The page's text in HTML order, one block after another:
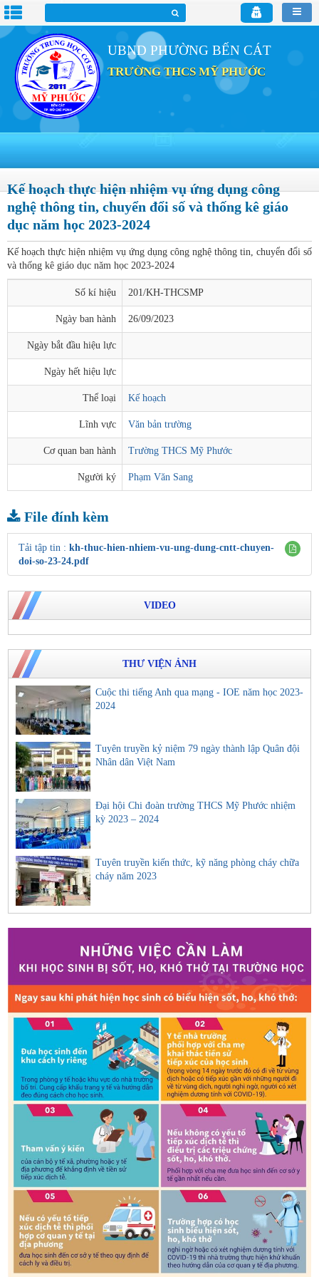
UBND PHƯỜNG BẾN CÁT
TRƯỜNG THCS MỸ PHƯỚC
Kế hoạch thực hiện nhiệm vụ ứng dụng công
nghệ thông tin, chuyển đổi số và thống kê giáo
dục năm học 2023-2024
Kế hoạch thực hiện nhiệm vụ ứng dụng công nghệ thông tin, chuyển đổi số
và thống kê giáo dục năm học 2023-2024
Số kí hiệu 201/KH-THCSMP
Ngày ban hành 26/09/2023
Ngày bắt đầu hiệu lực
Ngày hết hiệu lực
Thể loại Kế hoạch
Lĩnh vực Văn bản trường
Cơ quan ban hành Trường THCS Mỹ Phước
Người ký Phạm Văn Sang
File đính kèm
Tải tập tin : kh-thuc-hien-nhiem-vu-ung-dung-cntt-chuyen-
doi-so-23-24.pdf
VIDEO
THƯ VIỆN ẢNH
Cuộc thi tiếng Anh qua mạng - IOE năm học 2023-
2024
Tuyên truyền kỷ niệm 79 ngày thành lập Quân đội
Nhân dân Việt Nam
Đại hội Chi đoàn trường THCS Mỹ Phước nhiệm
kỳ 2023 – 2024
Tuyên truyền kiến thức, kỹ năng phòng cháy chữa
cháy năm 2023